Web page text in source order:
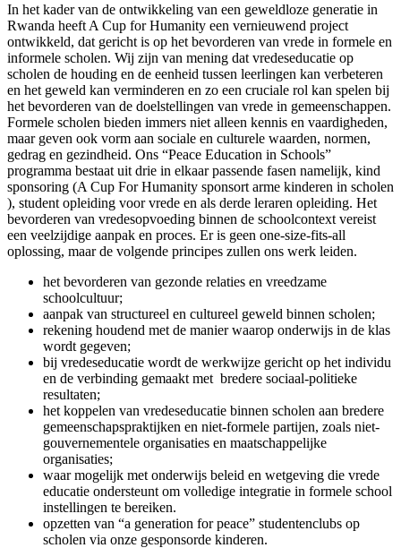
In het kader van de ontwikkeling van een geweldloze generatie in
Rwanda heeft A Cup for Humanity een vernieuwend project
ontwikkeld, dat gericht is op het bevorderen van vrede in formele en
informele scholen. Wij zijn van mening dat vredeseducatie op
scholen de houding en de eenheid tussen leerlingen kan verbeteren
en het geweld kan verminderen en zo een cruciale rol kan spelen bij
het bevorderen van de doelstellingen van vrede in gemeenschappen.
Formele scholen bieden immers niet alleen kennis en vaardigheden,
maar geven ook vorm aan sociale en culturele waarden, normen,
gedrag en gezindheid. Ons “Peace Education in Schools”
programma bestaat uit drie in elkaar passende fasen namelijk, kind
sponsoring (A Cup For Humanity sponsort arme kinderen in scholen
), student opleiding voor vrede en als derde leraren opleiding. Het
bevorderen van vredesopvoeding binnen de schoolcontext vereist
een veelzijdige aanpak en proces. Er is geen one-size-fits-all
oplossing, maar de volgende principes zullen ons werk leiden.
het bevorderen van gezonde relaties en vreedzame
schoolcultuur;
aanpak van structureel en cultureel geweld binnen scholen;
rekening houdend met de manier waarop onderwijs in de klas
wordt gegeven;
bij vredeseducatie wordt de werkwijze gericht op het individu
en de verbinding gemaakt met bredere sociaal-politieke
resultaten;
het koppelen van vredeseducatie binnen scholen aan bredere
gemeenschapspraktijken en niet-formele partijen, zoals niet-
gouvernementele organisaties en maatschappelijke
organisaties;
waar mogelijk met onderwijs beleid en wetgeving die vrede
educatie ondersteunt om volledige integratie in formele school
instellingen te bereiken.
opzetten van “a generation for peace” studentenclubs op
scholen via onze gesponsorde kinderen.